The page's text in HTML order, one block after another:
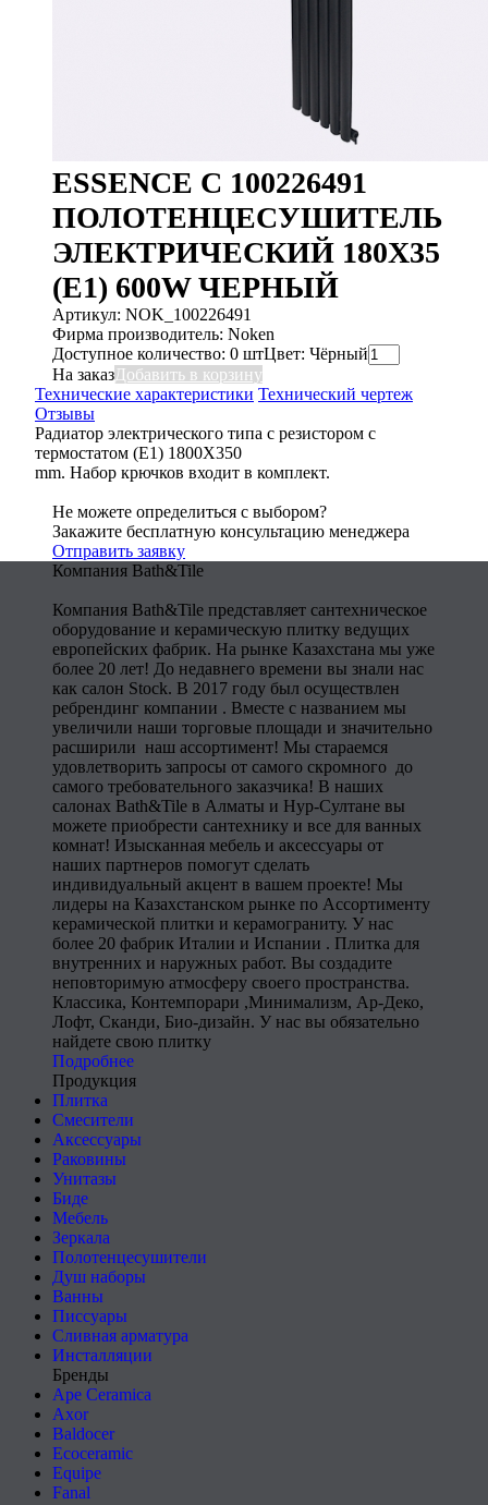
ESSENCE C 100226491
ПОЛОТЕНЦЕСУШИТЕЛЬ
ЭЛЕКТРИЧЕСКИЙ 180X35
(E1) 600W ЧЕРНЫЙ
Артикул: NOK_100226491
Фирма производитель: Noken
Доступное количество: 0 штЦвет: Чёрный
На заказДобавить в корзину
Технические характеристики Технический чертеж
Отзывы
Радиатор электрического типа с резистором с
термостатом (E1) 1800X350
mm. Набор крючков входит в комплект.
Не можете определиться с выбором?
Закажите бесплатную консультацию менеджера
Отправить заявку
Компания Bath&Tile
Компания Bath&Tile представляет сантехническое
оборудование и керамическую плитку ведущих
европейских фабрик. На рынке Казахстана мы уже
более 20 лет! До недавнего времени вы знали нас
как салон Stock. В 2017 году был осуществлен
ребрендинг компании . Вместе с названием мы
увеличили наши торговые площади и значительно
расширили наш ассортимент! Мы стараемся
удовлетворить запросы от самого скромного до
самого требовательного заказчика! В наших
салонах Bath&Tile в Алматы и Нур-Султане вы
можете приобрести сантехнику и все для ванных
комнат! Изысканная мебель и аксессуары от
наших партнеров помогут сделать
индивидуальный акцент в вашем проекте! Мы
лидеры на Казахстанском рынке по Ассортименту
керамической плитки и керамограниту. У нас
более 20 фабрик Италии и Испании . Плитка для
внутренних и наружных работ. Вы создадите
неповторимую атмосферу своего пространства.
Классика, Контемпорари ,Минимализм, Ар-Деко,
Лофт, Сканди, Био-дизайн. У нас вы обязательно
найдете свою плитку
Подробнее
Продукция
Плитка
Смесители
Аксессуары
Раковины
Унитазы
Биде
Мебель
Зеркала
Полотенцесушители
Душ наборы
Ванны
Писсуары
Сливная арматура
Инсталляции
Бренды
Ape Ceramica
Axor
Baldocer
Ecoceramic
Equipe
Fanal